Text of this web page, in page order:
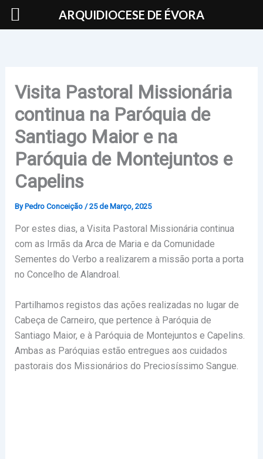
Skip
Visita Pastoral Missionária
continua na Paróquia de
Santiago Maior e na
Paróquia de Montejuntos e
Capelins
By Pedro Conceição /25 de Março, 2025
Por estes dias, a Visita Pastoral Missionária continua
com as Irmãs da Arca de Maria e da Comunidade
Sementes do Verbo a realizarem a missão porta a porta
no Concelho de Alandroal.
Partilhamos registos das ações realizadas no lugar de
Cabeça de Carneiro, que pertence à Paróquia de
Santiago Maior, e à Paróquia de Montejuntos e Capelins.
Ambas as Paróquias estão entregues aos cuidados
pastorais dos Missionários do Preciosíssimo Sangue.
ARQUIDIOCESE DE ÉVORA